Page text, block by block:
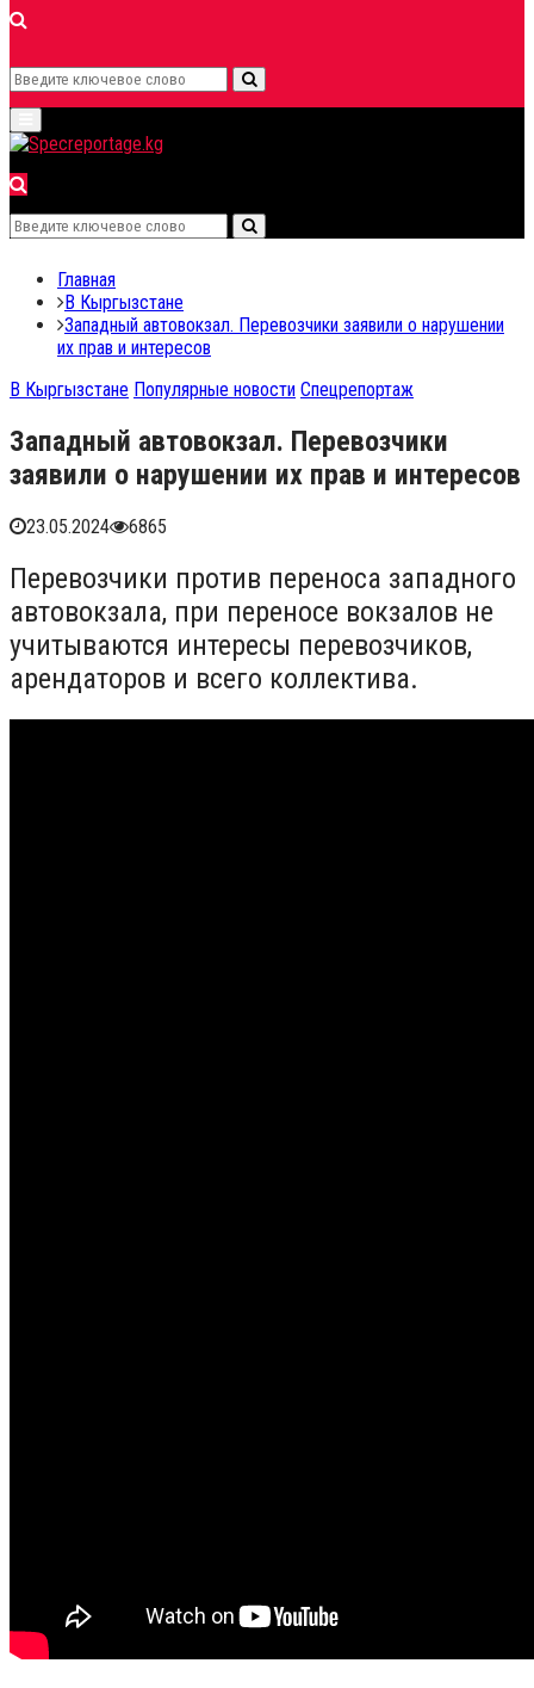
Search
for:
Search
Menu
Search
for:
Search
Главная
В Кыргызстане
Западный автовокзал. Перевозчики заявили о нарушении
их прав и интересов
В Кыргызстане Популярные новости Спецрепортаж
Западный автовокзал. Перевозчики
заявили о нарушении их прав и интересов
23.05.2024 6865
Перевозчики против переноса западного
автовокзала, при переносе вокзалов не
учитываются интересы перевозчиков,
арендаторов и всего коллектива.